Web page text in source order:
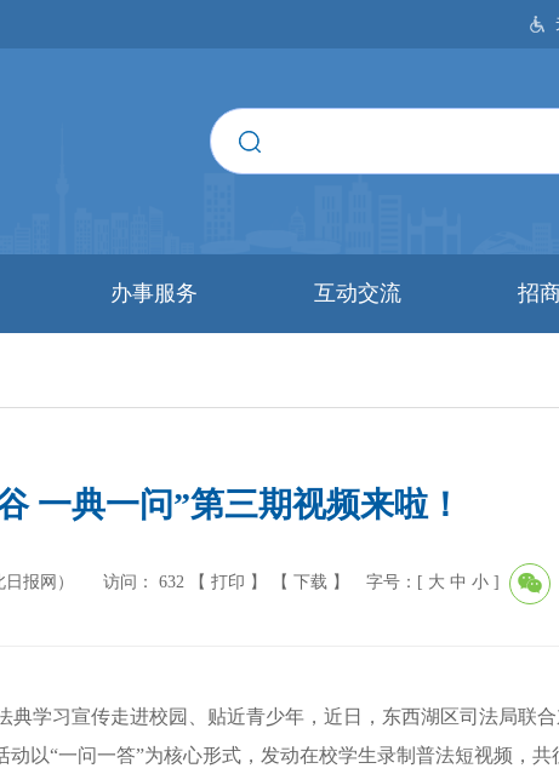
办事服务 互动交流 招
一典一问”第三期视频来啦！
报网） 访问： 632 【 打印 】 【 下载 】 字号：[ 大 中 小]
学习宣传走进校园、贴近青少年，近日，东西湖区司法局联
以“一问一答”为核心形式，发动在校学生录制普法短视频，